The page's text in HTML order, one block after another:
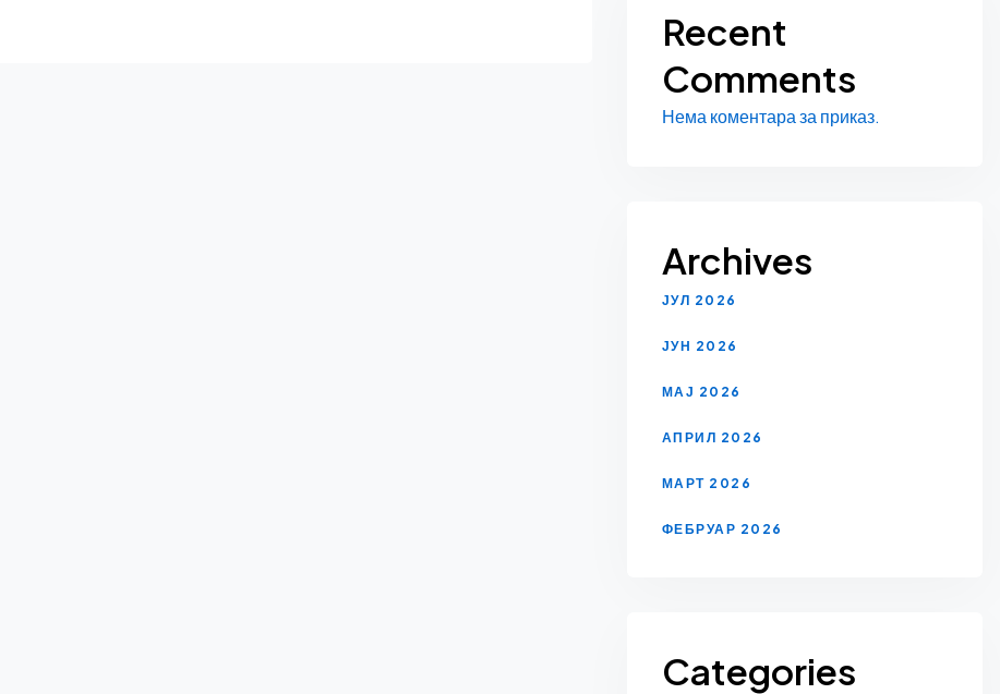
Recent
Comments
Нема коментара за приказ.
Archives
ЈУЛ 2026
ЈУН 2026
МАЈ 2026
АПРИЛ 2026
МАРТ 2026
ФЕБРУАР 2026
Categories